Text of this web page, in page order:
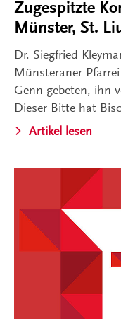
Zugespitzte
Münster, St.
Dr. Siegfried
Münsteraner
Genn gebeten, ihn
Dieser Bitte hat
Artikel lesen